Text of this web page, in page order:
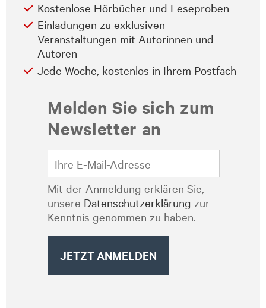
Kostenlose Hörbücher und Leseproben
Einladungen zu exklusiven
Veranstaltungen mit Autorinnen und
Autoren
Jede Woche, kostenlos in Ihrem Postfach
Melden Sie sich zum
Newsletter an
Mit der Anmeldung erklären Sie,
unsere Datenschutzerklärung zur
Kenntnis genommen zu haben.